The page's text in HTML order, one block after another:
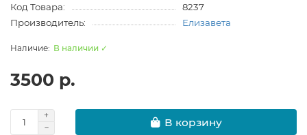
Код Товара:
8237
Производитель:
Елизавета
В наличии ✓
3500 р.
В корзину